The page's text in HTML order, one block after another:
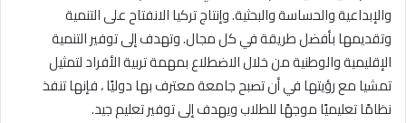
والإبداعية والحساسة والبحثية. وإنتاج تركيا الانفتاح على التنمية
وتقديمها بأفضل طريقة في كل مجال. وتهدف إلى توفير التنمية
الإقليمية والوطنية من خلال الاضطلاع بمهمة تربية الأفراد لتمثيل
تمشيا مع رؤيتها في أن تصبح جامعة معترف بها دوليًا ، فإنها تنفذ
نظامًا تعليميًا موجهًا للطلاب ويهدف إلى توفير تعليم جيد.